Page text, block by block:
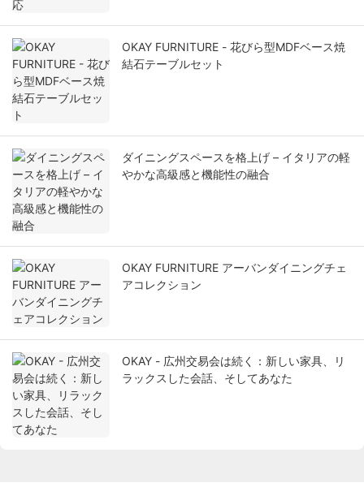
OKAY FURNITURE - 花びら型MDFベース焼
結石テーブルセット
ダイニングスペースを格上げ – イタリアの軽
やかな高級感と機能性の融合
OKAY FURNITURE アーバンダイニングチェ
アコレクション
OKAY - 広州交易会は続く：新しい家具、リ
ラックスした会話、そしてあなた